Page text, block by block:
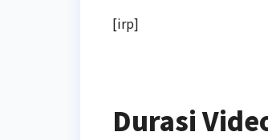
[irp]
Durasi